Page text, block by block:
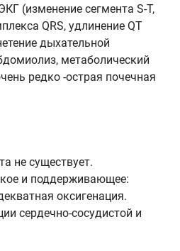
(изменение сегмента S-T,
QRS, удлинение QT
дыхательной
метаболический
редко -острая почечная
не существует.
и поддерживающее:
оксигенация.
сердечно-сосудистой и